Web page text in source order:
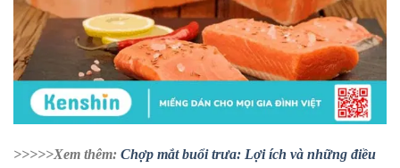
>>>>>Xem thêm: Chợp mắt buổi trưa: Lợi ích và những điều